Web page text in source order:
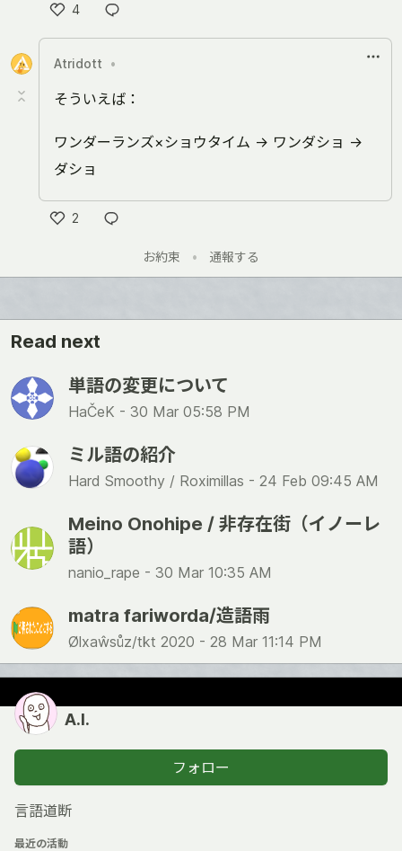
4
Like
Atridott
•
そういえば：
ワンダーランズ×ショウタイム → ワンダショ →
ダショ
2
お約束
• 通報する
Read next
単語の変更について
HaČeK - 30 Mar 05:58 PM
ミル語の紹介
Hard Smoothy / Roximillas - 24 Feb 09:45 AM
Meino Onohipe / 非存在街（イノーレ
語）
nanio_rape - 30 Mar 10:35 AM
matra fariworda/造語雨
Ølxaŵsůz/tkt 2020 - 28 Mar 11:14 PM
A.I.
フォロー
言語道断
最近の活動